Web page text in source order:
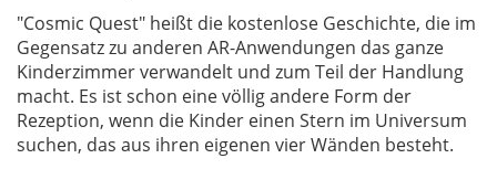
"Cosmic Quest" heißt die kostenlose Geschichte, die im
Gegensatz zu anderen AR-Anwendungen das ganze
Kinderzimmer verwandelt und zum Teil der Handlung
macht. Es ist schon eine völlig andere Form der
Rezeption, wenn die Kinder einen Stern im Universum
suchen, das aus ihren eigenen vier Wänden besteht.